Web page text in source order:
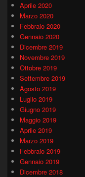
Aprile 2020
Marzo 2020
Febbraio 2020
Gennaio 2020
Dicembre 2019
Novembre 2019
Ottobre 2019
Settembre 2019
Agosto 2019
Luglio 2019
Giugno 2019
Maggio 2019
Aprile 2019
Marzo 2019
Febbraio 2019
Gennaio 2019
Dicembre 2018